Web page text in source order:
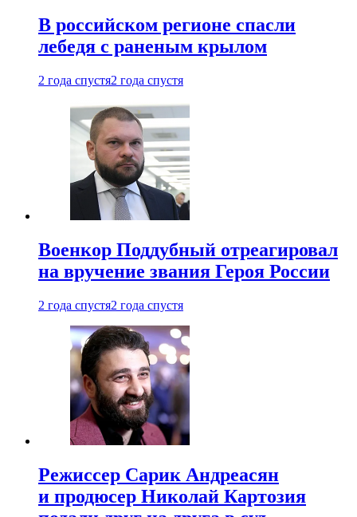
В российском регионе спасли
лебедя с раненым крылом
2 года спустя2 года спустя
Военкор Поддубный отреагировал
на вручение звания Героя России
2 года спустя2 года спустя
Режиссер Сарик Андреасян
и продюсер Николай Картозия